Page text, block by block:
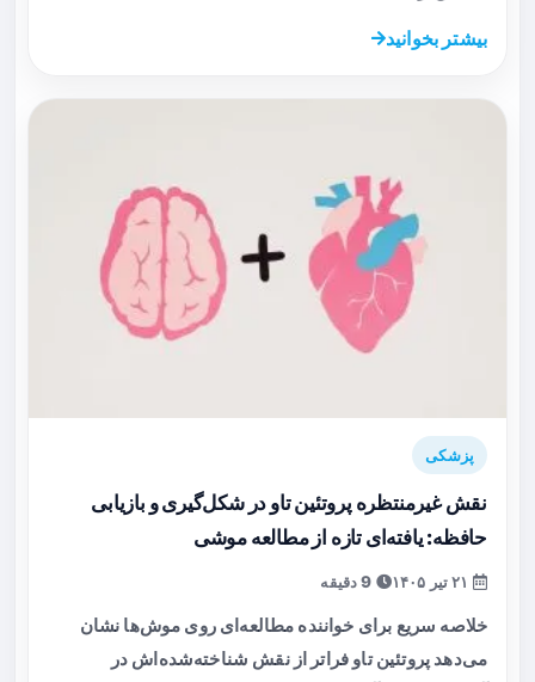
بیشتر بخوانید
پزشکی
نقش غیرمنتظره پروتئین تاو در شکل‌گیری و بازیابی
حافظه: یافته‌ای تازه از مطالعه موشی
خلاصه سریع برای خواننده مطالعه‌ای روی موش‌ها نشان
می‌دهد پروتئین تاو فراتر از نقش شناخته‌شده‌اش در